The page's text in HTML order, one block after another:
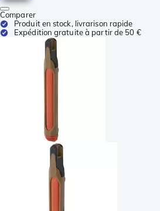
Comparer
Produit en stock, livrarison rapide
Expédition gratuite à partir de 50 €